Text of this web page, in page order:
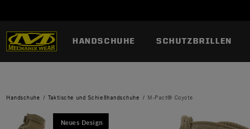
HANDSCHUHE SCHUTZBRILLEN
Handschuhe Taktische und Schießhandschuhe M-Pact® Coyote
Neues Design